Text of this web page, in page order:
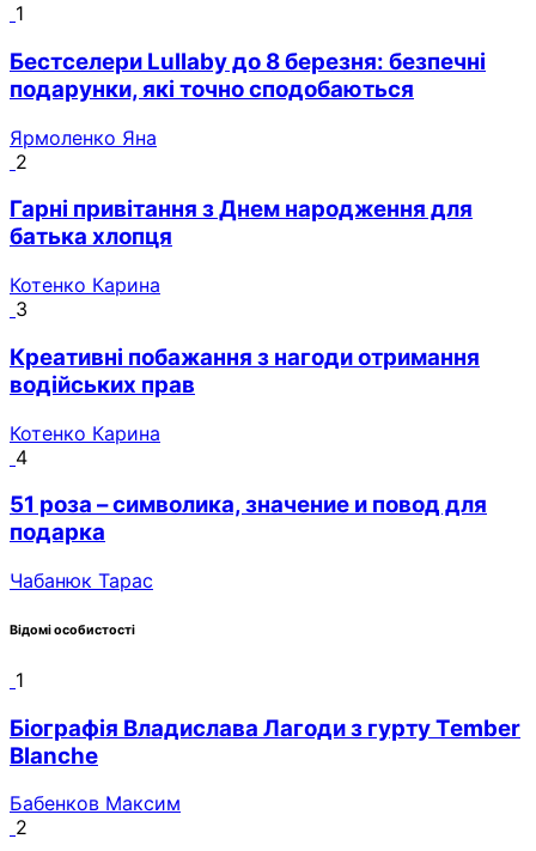
1
Бестселери Lullaby до 8 березня: безпечні
подарунки, які точно сподобаються
Ярмоленко Яна
2
Гарні привітання з Днем народження для
батька хлопця
Котенко Карина
3
Креативні побажання з нагоди отримання
водійських прав
Котенко Карина
4
51 роза – символика, значение и повод для
подарка
Чабанюк Тарас
Відомі особистості
1
Біографія Владислава Лагоди з гурту Tember
Blanche
Бабенков Максим
2